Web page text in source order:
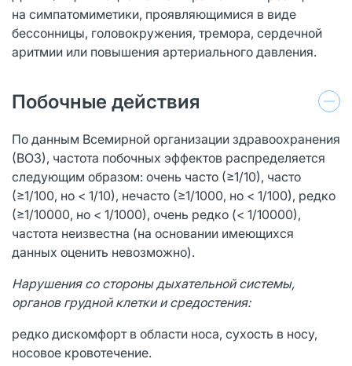
на симпатомиметики, проявляющимися в виде
бессонницы, головокружения, тремора, сердечной
аритмии или повышения артериального давления.
Побочные действия
По данным Всемирной организации здравоохранения
(ВОЗ), частота побочных эффектов распределяется
следующим образом: очень часто (≥1/10), часто
(≥1/100, но < 1/10), нечасто (≥1/1000, но < 1/100), редко
(≥1/10000, но < 1/1000), очень редко (< 1/10000),
частота неизвестна (на основании имеющихся
данных оценить невозможно).
Нарушения со стороны дыхательной системы,
органов грудной клетки и средостения:
редко дискомфорт в области носа, сухость в носу,
носовое кровотечение.